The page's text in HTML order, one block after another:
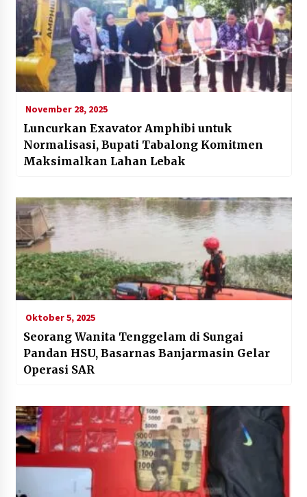
November 28, 2025
Luncurkan Exavator Amphibi untuk
Normalisasi, Bupati Tabalong Komitmen
Maksimalkan Lahan Lebak
Oktober 5, 2025
Seorang Wanita Tenggelam di Sungai
Pandan HSU, Basarnas Banjarmasin Gelar
Operasi SAR